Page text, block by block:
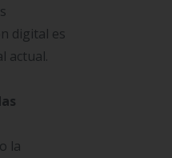
digital es
actual.
la